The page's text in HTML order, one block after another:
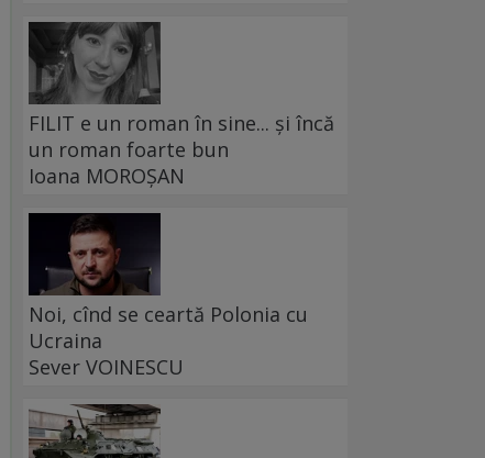
FILIT e un roman în sine... și încă
un roman foarte bun
Ioana MOROȘAN
Noi, cînd se ceartă Polonia cu
Ucraina
Sever VOINESCU